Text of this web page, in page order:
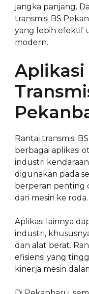
jangka panjang.
transmisi BS
yang lebih efektif
modern.
Aplikasi
Rantai transmisi
berbagai aplikasi
industri
digunakan pada
berperan penting
dari mesin ke roda.
Aplikasi lainnya
industri,
dan alat berat.
efisiensi yang
kinerja mesin